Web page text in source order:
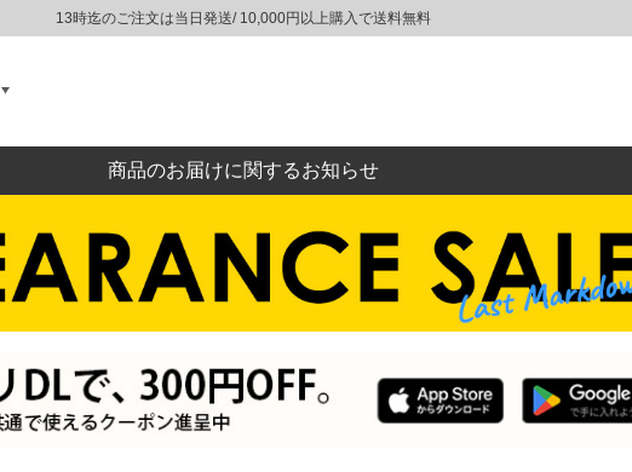
13時迄のご注文は当日発送/ 10,000円以上購入で送料無料
商品のお届けに関するお知らせ